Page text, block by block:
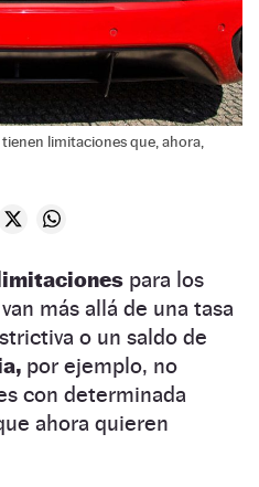
limitaciones que, ahora,
para los
van más allá de una tasa
o un saldo de
por ejemplo, no
con determinada
ahora quieren